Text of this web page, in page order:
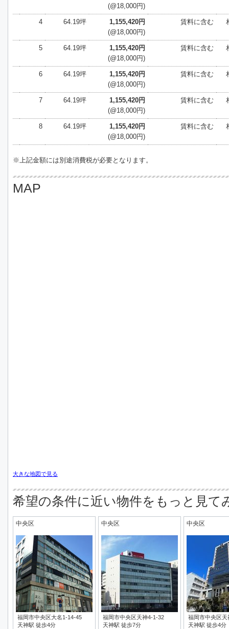
(@18,000円)
4 64.19坪
1,155,420円
(@18,000円)
賃料に含む
5 64.19坪
1,155,420円
(@18,000円)
賃料に含む
6 64.19坪
1,155,420円
(@18,000円)
賃料に含む
7 64.19坪
1,155,420円
(@18,000円)
賃料に含む
8 64.19坪
1,155,420円
(@18,000円)
賃料に含む
※上記金額には別途消費税が必要となります。
MAP
大きな地図で見る
希望の条件に近い物件をもっと見て
中央区
福岡市中央区大名1-14-45
天神駅 徒歩4分
中央区
福岡市中央区天神4-1-32
天神駅 徒歩7分
中央区
福岡市中央区天
天神駅 徒歩4分